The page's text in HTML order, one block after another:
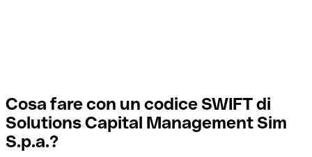
Cosa fare con un codice SWIFT di
Solutions Capital Management Sim
S.p.a.?